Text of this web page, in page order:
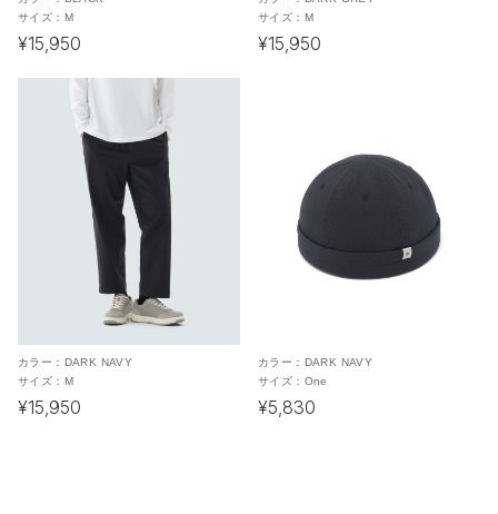
サイズ： M
¥15,950
サイズ： M
¥15,950
カラー： DARK NAVY
サイズ： M
¥15,950
カラー： DARK NAVY
サイズ： One
¥5,830